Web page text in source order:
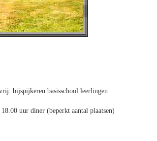
bijspijkeren basisschool leerlingen
uur diner (beperkt aantal plaatsen)